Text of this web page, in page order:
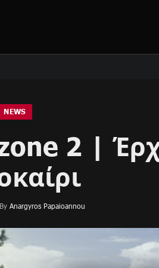
NEWS
2 |
By Anargyros Papaioannou